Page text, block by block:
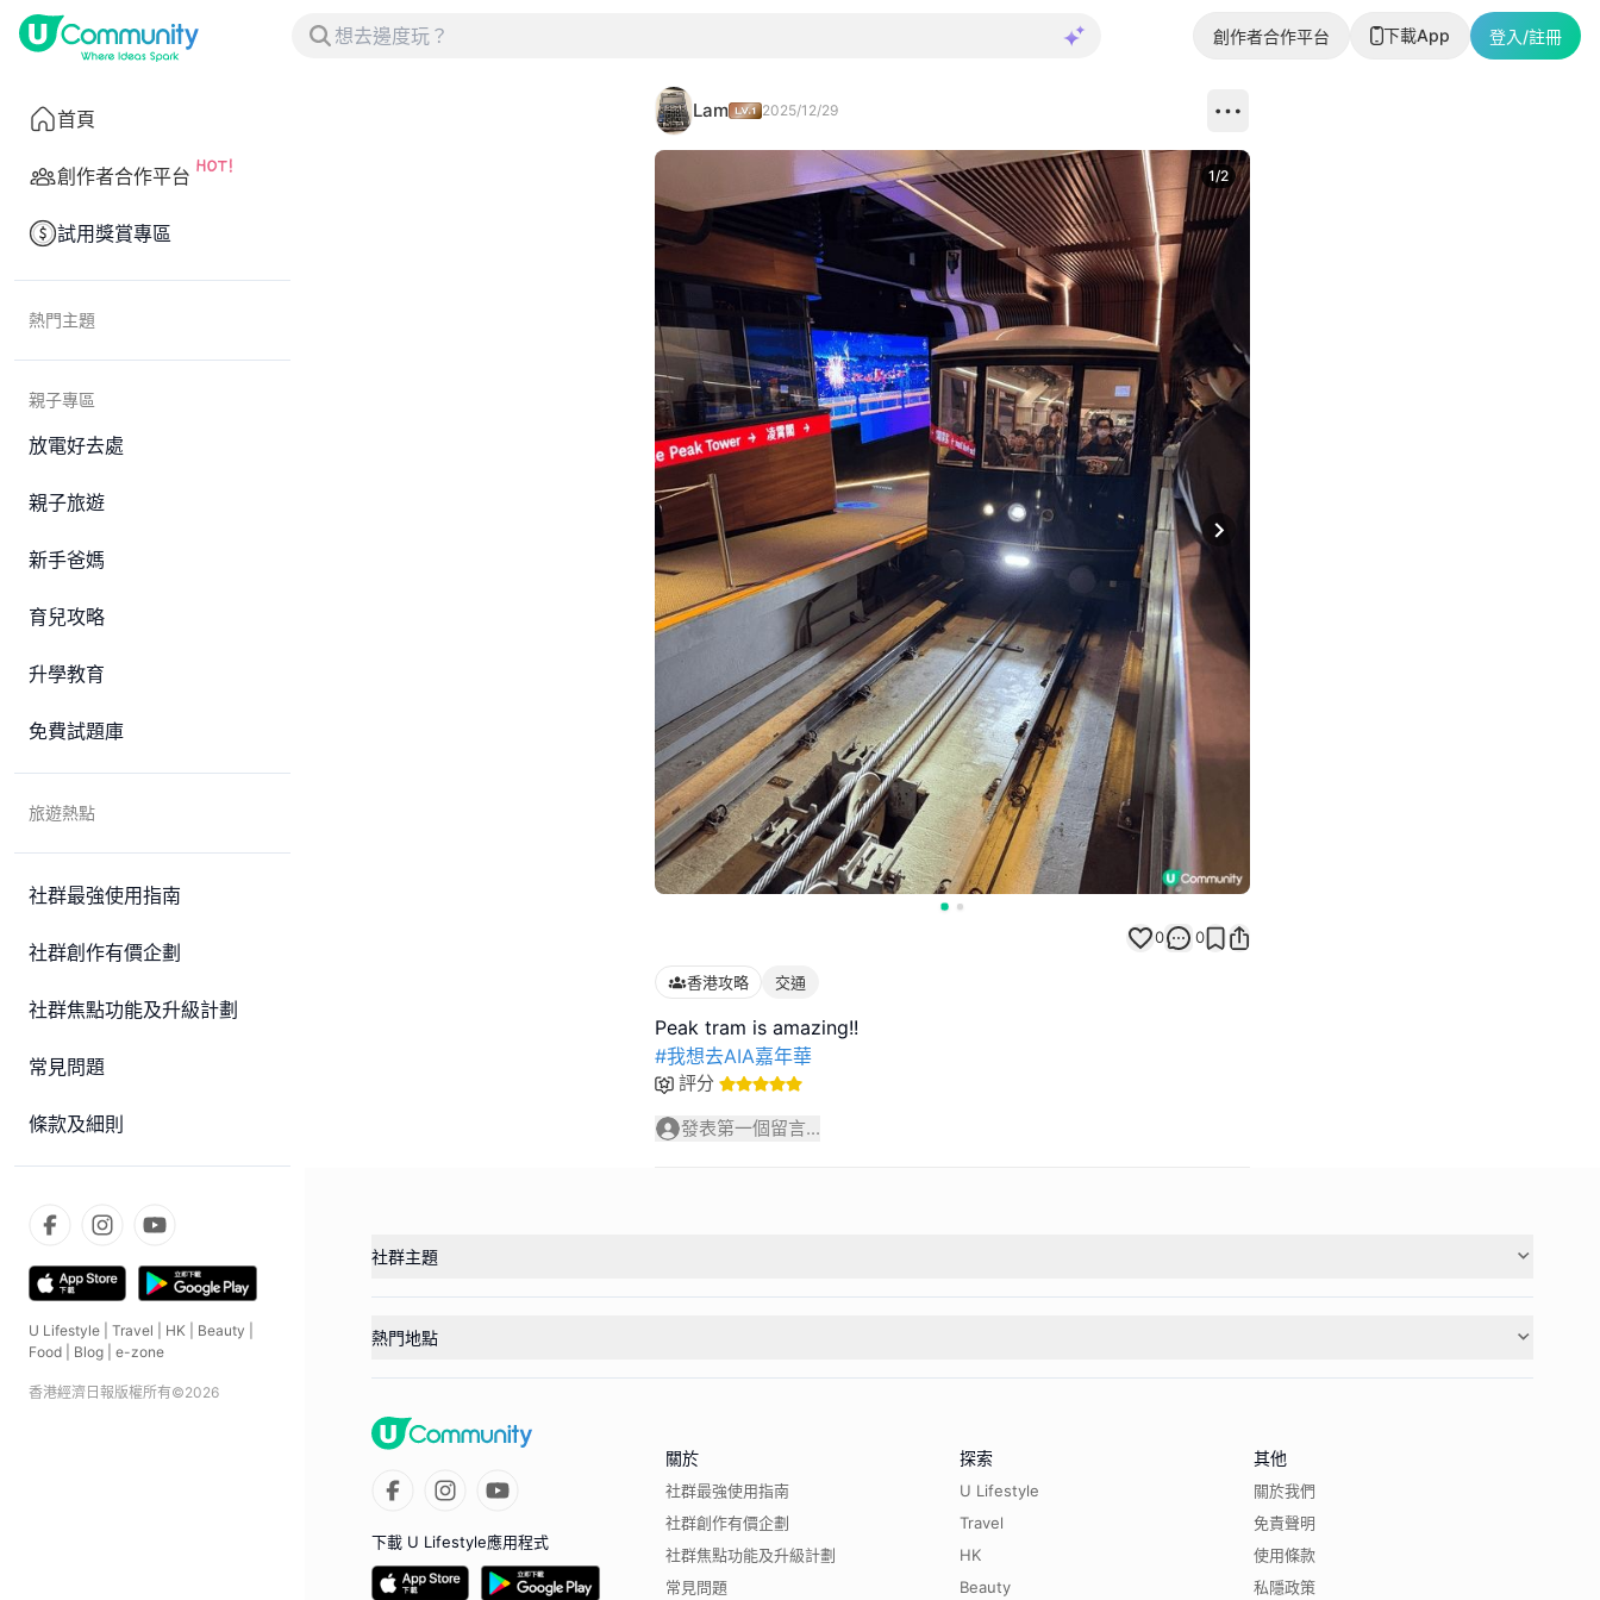
創作者合作平台 下載App 登入/註冊
首頁
創作者合作平台
試用獎賞專區
熱門主題
親子專區
放電好去處
親子旅遊
新手爸媽
育兒攻略
升學教育
免費試題庫
旅遊熱點
社群最強使用指南
社群創作有價企劃
社群焦點功能及升級計劃
常見問題
條款及細則
U Lifestyle Travel HK Beauty
Food
Blog e-zone
香港經濟日報版權所有©2026
Lam 2025/12/29
Next slide
1/2
0 0
香港攻略 交通
#我想去AIA嘉年華
評分
發表第一個留言...
社群主題
熱門地點
下載 U Lifestyle應用程式
關於
社群最強使用指南
社群創作有價企劃
社群焦點功能及升級計劃
常見問題
探索
U Lifestyle
Travel
HK
Beauty
其他
關於我們
免責聲明
使用條款
私隱政策